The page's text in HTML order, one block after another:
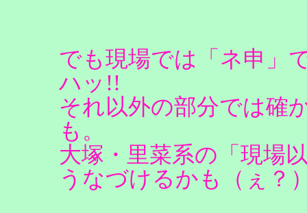
でも現場では「ネ申」
ハッ!!
それ以外の部分では確
も。
大塚・里菜系の「現場
うなづけるかも（ぇ？